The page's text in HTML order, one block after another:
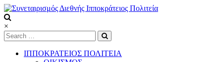
Skip
to
content
Συνεταιρισμός
Διεθνής
Ιπποκράτειος
Πολιτεία
×
ΙΠΠΟΚΡΑΤΕΙΟΣ ΠΟΛΙΤΕΙΑ